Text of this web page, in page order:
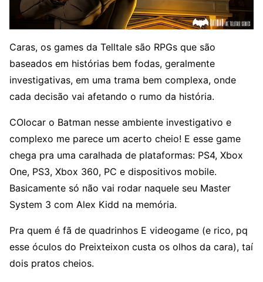
Caras, os games da Telltale são RPGs que são
baseados em histórias bem fodas, geralmente
investigativas, em uma trama bem complexa, onde
cada decisão vai afetando o rumo da história.
COlocar o Batman nesse ambiente investigativo e
complexo me parece um acerto cheio! E esse game
chega pra uma caralhada de plataformas: PS4, Xbox
One, PS3, Xbox 360, PC e dispositivos mobile.
Basicamente só não vai rodar naquele seu Master
System 3 com Alex Kidd na memória.
Pra quem é fã de quadrinhos E videogame (e rico, pq
esse óculos do Preixteixon custa os olhos da cara), taí
dois pratos cheios.